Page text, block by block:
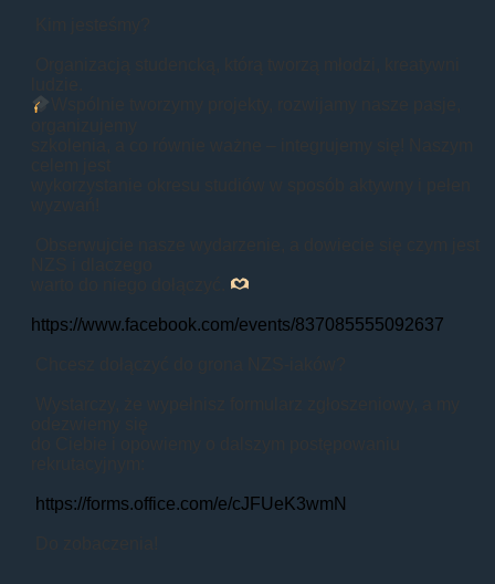
https://www.facebook.com/events/837085555092637
https://forms.office.com/e/cJFUeK3wmN